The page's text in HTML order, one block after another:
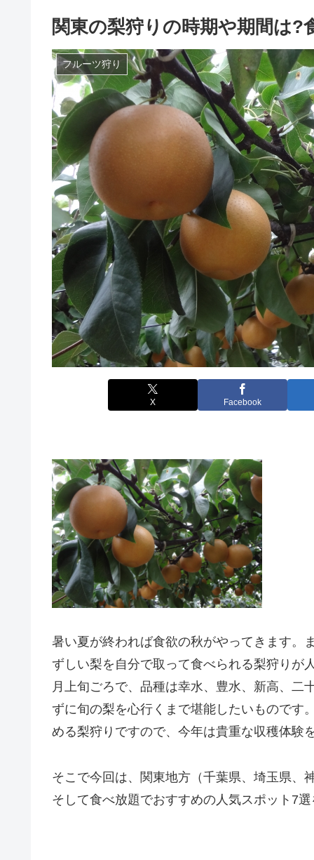
関東の梨狩りの時期や期間は?
フルーツ狩り
X Facebook
暑い夏が終われば食欲の秋がやってきます。
ずしい梨を自分で取って食べられる梨狩りが
月上旬ごろで、品種は幸水、豊水、新高、二
ずに旬の梨を心行くまで堪能したいものです
める梨狩りですので、今年は貴重な収穫体験
そこで今回は、関東地方（千葉県、埼玉県、
そして食べ放題でおすすめの人気スポット7